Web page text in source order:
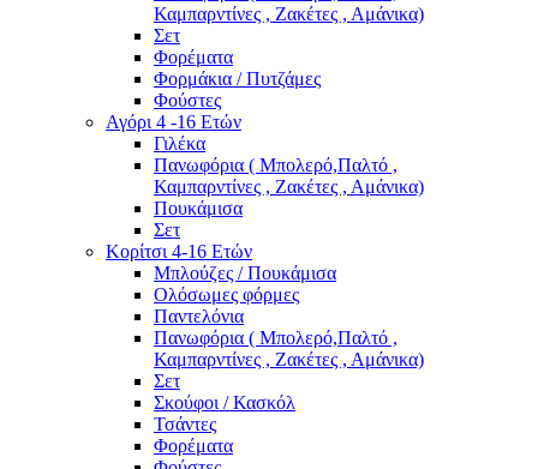
Καμπαρντίνες , Ζακέτες , Αμάνικα)
Σετ
Φορέματα
Φορμάκια / Πυτζάμες
Φούστες
Αγόρι 4 -16 Ετών
Γιλέκα
Πανωφόρια ( Μπολερό,Παλτό ,
Καμπαρντίνες , Ζακέτες , Αμάνικα)
Πουκάμισα
Σετ
Κορίτσι 4-16 Ετών
Μπλούζες / Πουκάμισα
Ολόσωμες φόρμες
Παντελόνια
Πανωφόρια ( Μπολερό,Παλτό ,
Καμπαρντίνες , Ζακέτες , Αμάνικα)
Σετ
Σκούφοι / Κασκόλ
Τσάντες
Φορέματα